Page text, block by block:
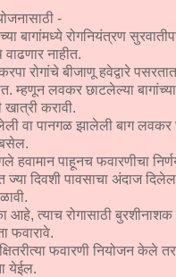
-
बागांमध्ये रोगनियंत्रण
नाहीत.
रोगांचे बीजाणू हवेद्वारे
म्हणून लवकर छाटलेल्या
खात्री करावी.
वा पानगळ झालेली बाग लवकर
हवामान पाहूनच फवारणीचा
ज्या दिवशी पावसाचा अंदाज
आहे, त्याच रोगासाठी
फवारावे.
फवारणी नियोजन केले
येईल.